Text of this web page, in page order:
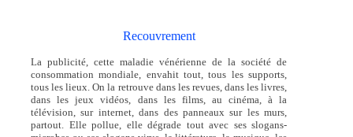
Recouvrement
La publicité, cette maladie vénérienne de la société de
consommation mondiale, envahit tout, tous les supports,
tous les lieux. On la retrouve dans les revues, dans les livres,
dans les jeux vidéos, dans les films, au cinéma, à la
télévision, sur internet, dans des panneaux sur les murs,
partout. Elle pollue, elle dégrade tout avec ses slogans-